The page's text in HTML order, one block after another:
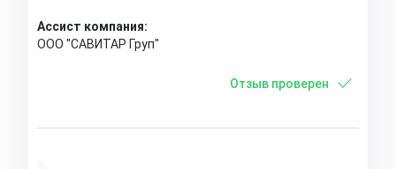
Ассист компания:
ООО "САВИТАР Груп"
Отзыв проверен